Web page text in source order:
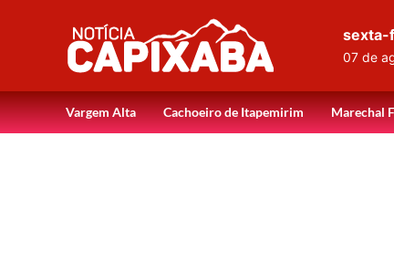
sexta-
07 de
Vargem Alta Cachoeiro de Itapemirim Marechal